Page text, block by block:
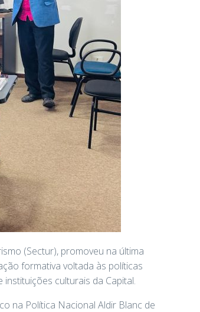
(Sectur), promoveu na última
formativa voltada às políticas
culturais da Capital.
na Política Nacional Aldir Blanc de